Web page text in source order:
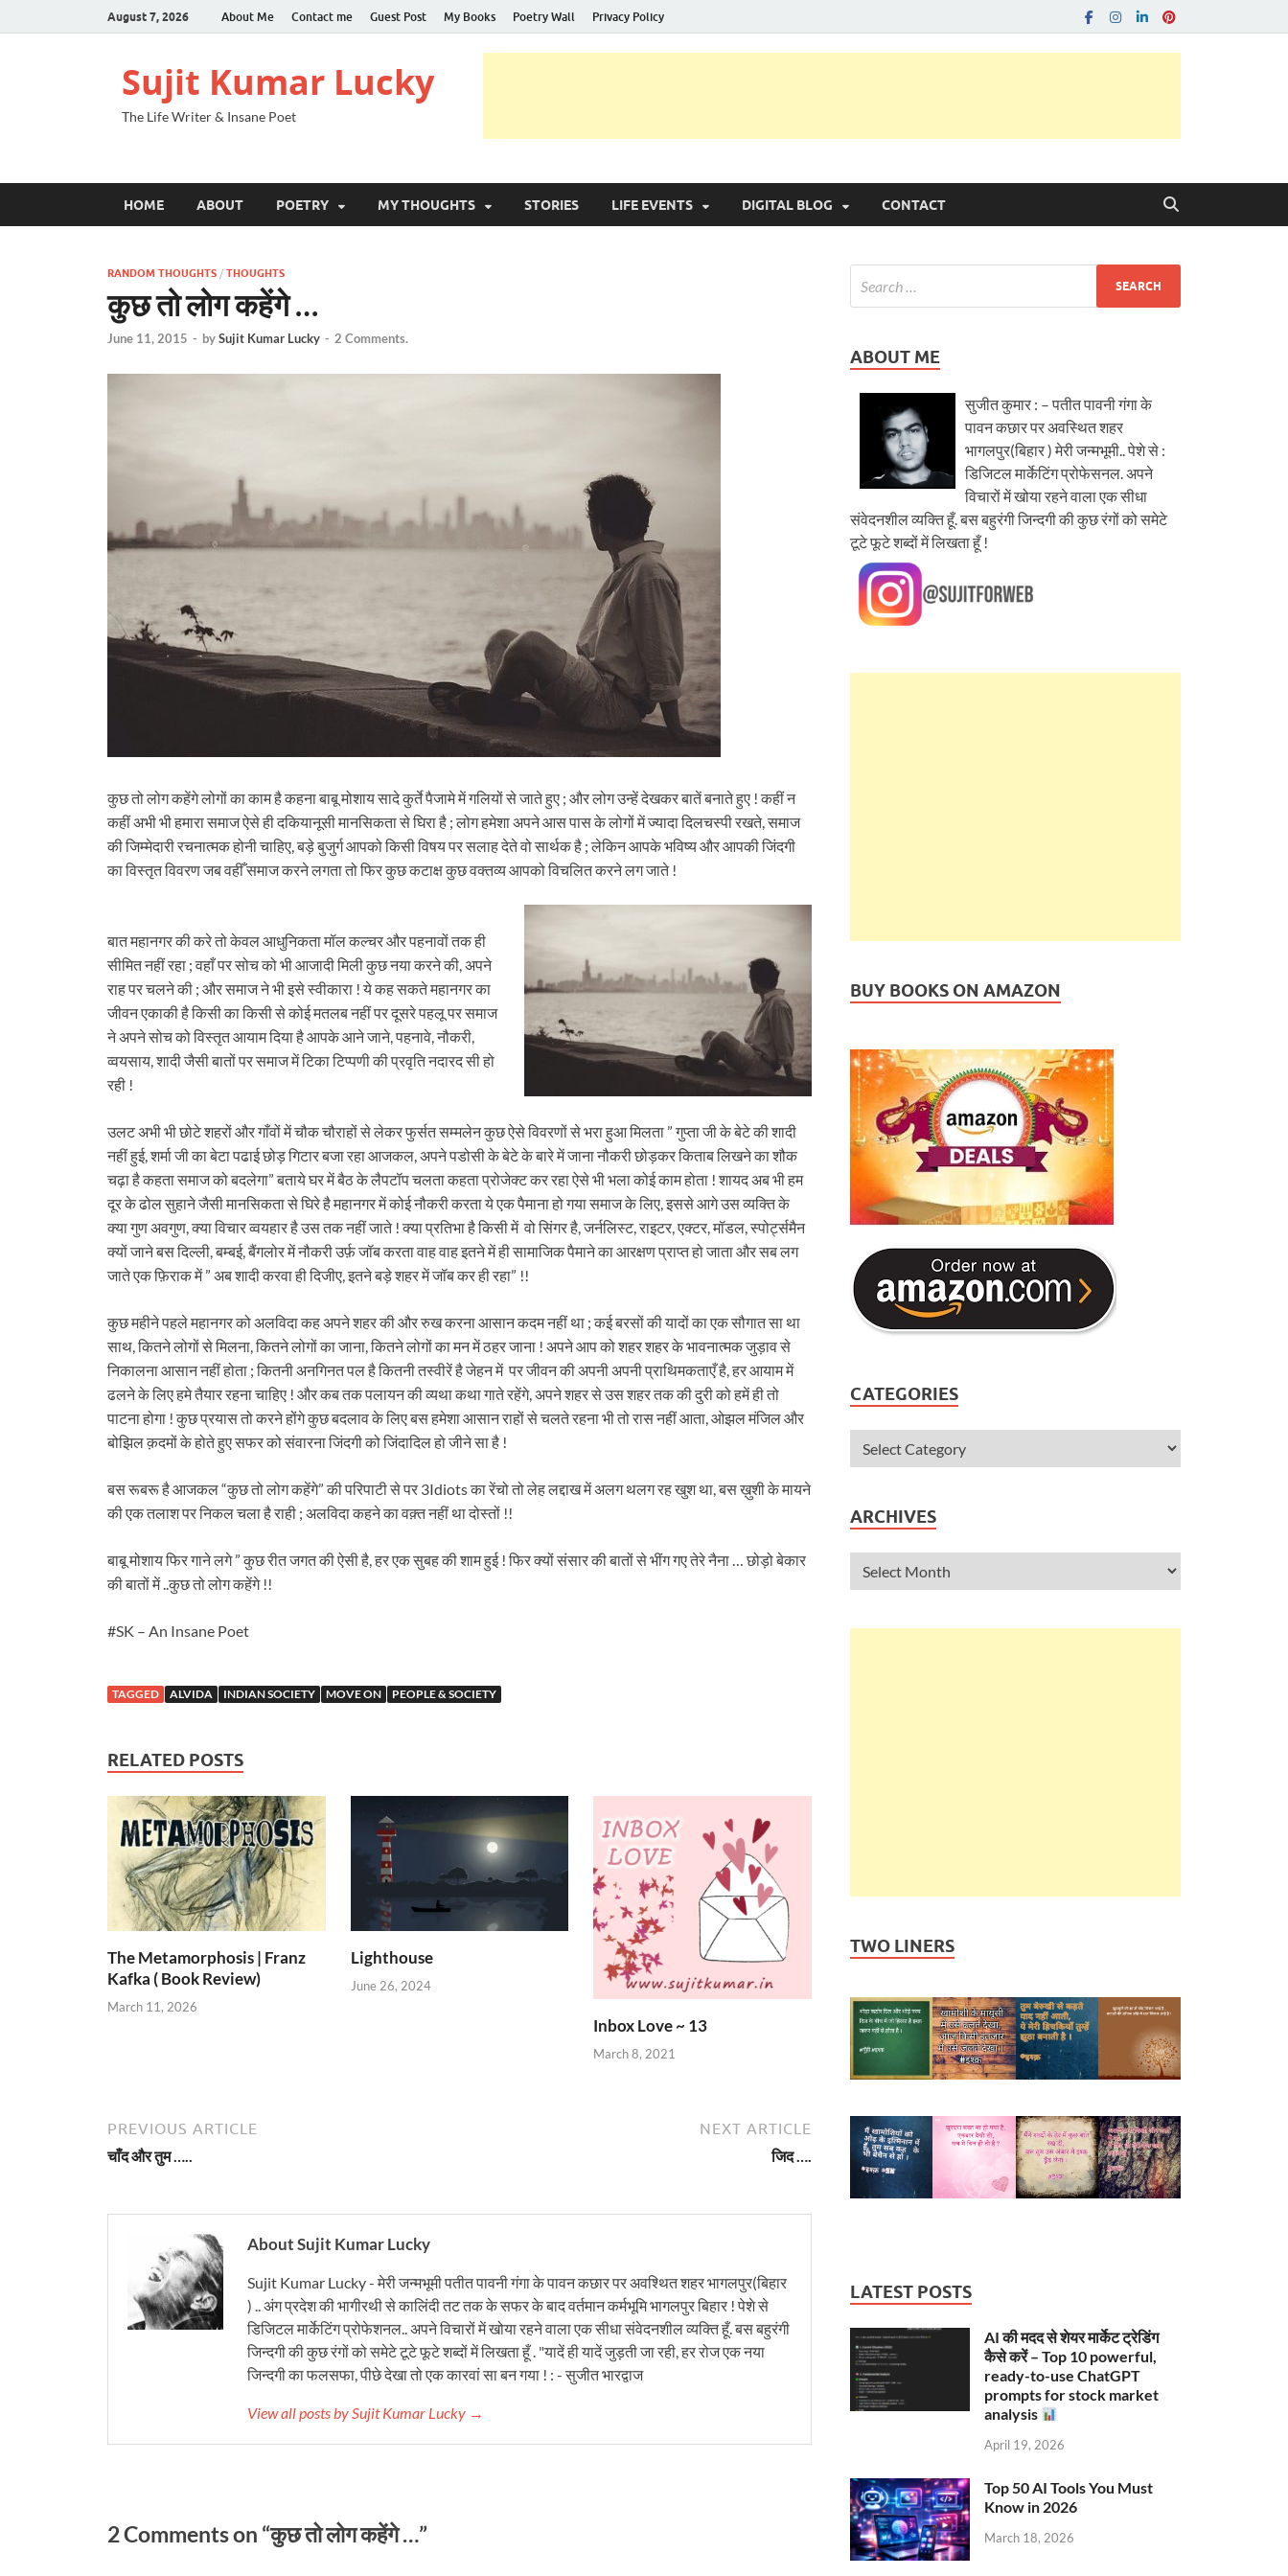
August 7, 2026 About Me Contact me Guest Post My Books Poetry Wall Privacy Policy
Sujit Kumar Lucky
The Life Writer & Insane Poet
HOME ABOUT POETRY MY THOUGHTS STORIES LIFE EVENTS DIGITAL BLOG CONTACT
RANDOM THOUGHTS / THOUGHTS
कुछ तो लोग कहेंगे …
June 11, 2015 - bySujit Kumar Lucky - 2 Comments.
कुछ तो लोग कहेंगे लोगों का काम है कहना बाबू मोशाय सादे कुर्ते पैजामे में गलियों से जाते हुए ; और लोग उन्हें देखकर बातें बनाते हुए ! कहीं न
कहीं अभी भी हमारा समाज ऐसे ही दकियानूसी मानसिकता से घिरा है ; लोग हमेशा अपने आस पास के लोगों में ज्यादा दिलचस्पी रखते, समाज
की जिम्मेदारी रचनात्मक होनी चाहिए, बड़े बुजुर्ग आपको किसी विषय पर सलाह देते वो सार्थक है ; लेकिन आपके भविष्य और आपकी जिंदगी
का विस्तृत विवरण जब वहीँ समाज करने लगता तो फिर कुछ कटाक्ष कुछ वक्तव्य आपको विचलित करने लग जाते !
बात महानगर की करे तो केवल आधुनिकता मॉल कल्चर और पहनावों तक ही
सीमित नहीं रहा ; वहाँ पर सोच को भी आजादी मिली कुछ नया करने की, अपने
राह पर चलने की ; और समाज ने भी इसे स्वीकारा ! ये कह सकते महानगर का
जीवन एकाकी है किसी का किसी से कोई मतलब नहीं पर दूसरे पहलू पर समाज
ने अपने सोच को विस्तृत आयाम दिया है आपके आने जाने, पहनावे, नौकरी,
व्वयसाय, शादी जैसी बातों पर समाज में टिका टिप्पणी की प्रवृति नदारद सी हो
रही !
उलट अभी भी छोटे शहरों और गाँवों में चौक चौराहों से लेकर फुर्सत सम्मलेन कुछ ऐसे विवरणों से भरा हुआ मिलता ” गुप्ता जी के बेटे की शादी
नहीं हुई, शर्मा जी का बेटा पढाई छोड़ गिटार बजा रहा आजकल, अपने पडोसी के बेटे के बारे में जाना नौकरी छोड़कर किताब लिखने का शौक
चढ़ा है कहता समाज को बदलेगा” बताये घर में बैठ के लैपटॉप चलता कहता प्रोजेक्ट कर रहा ऐसे भी भला कोई काम होता ! शायद अब भी हम
दूर के ढोल सुहाने जैसी मानसिकता से घिरे है महानगर में कोई नौकरी करता ये एक पैमाना हो गया समाज के लिए, इससे आगे उस व्यक्ति के
क्या गुण अवगुण, क्या विचार व्वयहार है उस तक नहीं जाते ! क्या प्रतिभा है किसी में वो सिंगर है, जर्नलिस्ट, राइटर, एक्टर, मॉडल, स्पोर्ट्समैन
क्यों जाने बस दिल्ली, बम्बई, बैंगलोर में नौकरी उर्फ़ जॉब करता वाह वाह इतने में ही सामाजिक पैमाने का आरक्षण प्राप्त हो जाता और सब लग
जाते एक फ़िराक में ” अब शादी करवा ही दिजीए, इतने बड़े शहर में जॉब कर ही रहा” !!
कुछ महीने पहले महानगर को अलविदा कह अपने शहर की और रुख करना आसान कदम नहीं था ; कई बरसों की यादों का एक सौगात सा था
साथ, कितने लोगों से मिलना, कितने लोगों का जाना, कितने लोगों का मन में ठहर जाना ! अपने आप को शहर शहर के भावनात्मक जुड़ाव से
निकालना आसान नहीं होता ; कितनी अनगिनत पल है कितनी तस्वीरें है जेहन में पर जीवन की अपनी अपनी प्राथिमकताएँ है, हर आयाम में
ढलने के लिए हमे तैयार रहना चाहिए ! और कब तक पलायन की व्यथा कथा गाते रहेंगे, अपने शहर से उस शहर तक की दुरी को हमें ही तो
पाटना होगा ! कुछ प्रयास तो करने होंगे कुछ बदलाव के लिए बस हमेशा आसान राहों से चलते रहना भी तो रास नहीं आता, ओझल मंजिल और
बोझिल क़दमों के होते हुए सफर को संवारना जिंदगी को जिंदादिल हो जीने सा है !
बस रूबरू है आजकल “कुछ तो लोग कहेंगे” की परिपाटी से पर 3Idiots का रेंचो तो लेह लद्दाख में अलग थलग रह खुश था, बस ख़ुशी के मायने
की एक तलाश पर निकल चला है राही ; अलविदा कहने का वक़्त नहीं था दोस्तों !!
बाबू मोशाय फिर गाने लगे ” कुछ रीत जगत की ऐसी है, हर एक सुबह की शाम हुई ! फिर क्यों संसार की बातों से भींग गए तेरे नैना … छोड़ो बेकार
की बातों में ..कुछ तो लोग कहेंगे !!
#SK – An Insane Poet
TAGGED ALVIDA INDIAN SOCIETY MOVE ON PEOPLE & SOCIETY
RELATED POSTS
The Metamorphosis | Franz
Kafka ( Book Review)
March 11, 2026
Lighthouse
June 26, 2024
Inbox Love ~ 13
March 8, 2021
PREVIOUS ARTICLE
चाँद और तुम …..
NEXT ARTICLE
जिद ….
About Sujit Kumar Lucky
Sujit Kumar Lucky - मेरी जन्मभूमी पतीत पावनी गंगा के पावन कछार पर अवश्थित शहर भागलपुर(बिहार
) .. अंग प्रदेश की भागीरथी से कालिंदी तट तक के सफर के बाद वर्तमान कर्मभूमि भागलपुर बिहार ! पेशे से
डिजिटल मार्केटिंग प्रोफेशनल.. अपने विचारों में खोया रहने वाला एक सीधा संवेदनशील व्यक्ति हूँ. बस बहुरंगी
जिन्दगी की कुछ रंगों को समेटे टूटे फूटे शब्दों में लिखता हूँ . "यादें ही यादें जुड़ती जा रही, हर रोज एक नया
जिन्दगी का फलसफा, पीछे देखा तो एक कारवां सा बन गया ! : - सुजीत भारद्वाज
View all posts by Sujit Kumar Lucky →
2 Comments on “कुछ तो लोग कहेंगे …”
ABOUT ME
सुजीत कुमार : – पतीत पावनी गंगा के
पावन कछार पर अवस्थित शहर
भागलपुर(बिहार ) मेरी जन्मभूमी.. पेशे से :
डिजिटल मार्केटिंग प्रोफेसनल. अपने
विचारों में खोया रहने वाला एक सीधा
संवेदनशील व्यक्ति हूँ. बस बहुरंगी जिन्दगी की कुछ रंगों को समेटे
टूटे फूटे शब्दों में लिखता हूँ !
BUY BOOKS ON AMAZON
CATEGORIES
ARCHIVES
TWO LINERS
LATEST POSTS
AI की मदद से शेयर मार्केट ट्रेडिंग
कैसे करें – Top 10 powerful,
ready-to-use ChatGPT
prompts for stock market
analysis
April 19, 2026
Top 50 AI Tools You Must
Know in 2026
March 18, 2026